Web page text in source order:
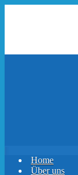
Home
Über uns